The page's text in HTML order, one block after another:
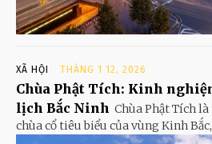
XÃ HỘI THÁNG 1 12, 2026
Chùa Phật Tích: Kinh
lịch Bắc Ninh Chùa Phật Tích
chùa cổ tiêu biểu của vùng Kinh